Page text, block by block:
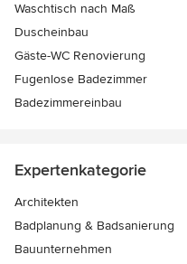
Waschtisch nach Maß
Duscheinbau
Gäste-WC Renovierung
Fugenlose Badezimmer
Badezimmereinbau
Expertenkategorie
Architekten
Badplanung & Badsanierung
Bauunternehmen